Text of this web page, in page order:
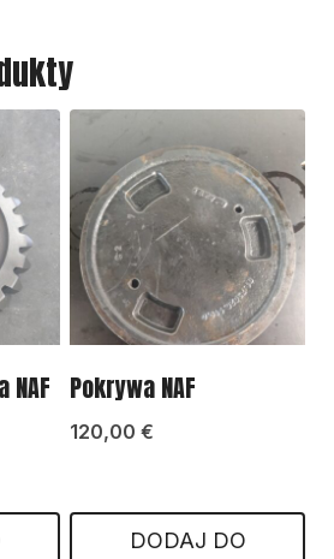
Pokrywa NAF
120,00 €
DODAJ DO